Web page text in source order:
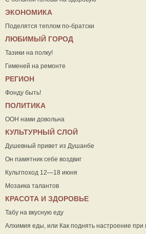
ЭКОНОМИКА
Поделятся теплом по-братски
ЛЮБИМЫЙ ГОРОД
Тазики на полку!
Гименей на ремонте
РЕГИОН
Фонду быть!
ПОЛИТИКА
ООН нами довольна
КУЛЬТУРНЫЙ СЛОЙ
Душевный привет из Душанбе
Он памятник себе воздвиг
Культпоход 12—18 июня
Мозаика талантов
КРАСОТА И ЗДОРОВЬЕ
Табу на вкусную еду
Алхимия еды, или Как поднять настроение при